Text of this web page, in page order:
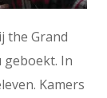
the Grand
In
Kamers